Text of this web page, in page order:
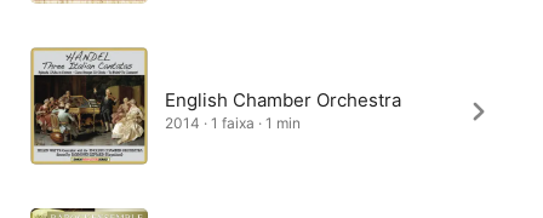
English Chamber Orchestra
2014 · 1 faixa · 1 min